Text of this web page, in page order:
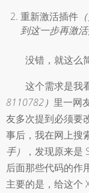
重新激活插件
到这一步再激活
没错，就这么
这个需求是我
8110782） 里一网
友多次提到必须要
事后，我在网上搜
手）
，发现原来是
后面那些代码的作
主要的是，给这个